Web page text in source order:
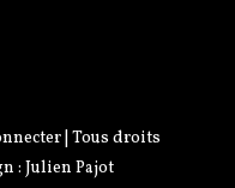
| Tous droits
: Julien Pajot